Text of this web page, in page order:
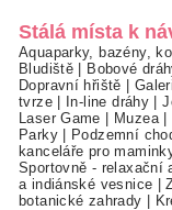
Stálá místa k
Aquaparky, bazény,
Bludiště
Bobové
Dopravní hřiště
tvrze| In-line dráhy |
Laser Game
Muzea|
Parky| Podzemní
kanceláře pro
Sportovně - relaxační
a indiánské vesnice |
botanické zahrady